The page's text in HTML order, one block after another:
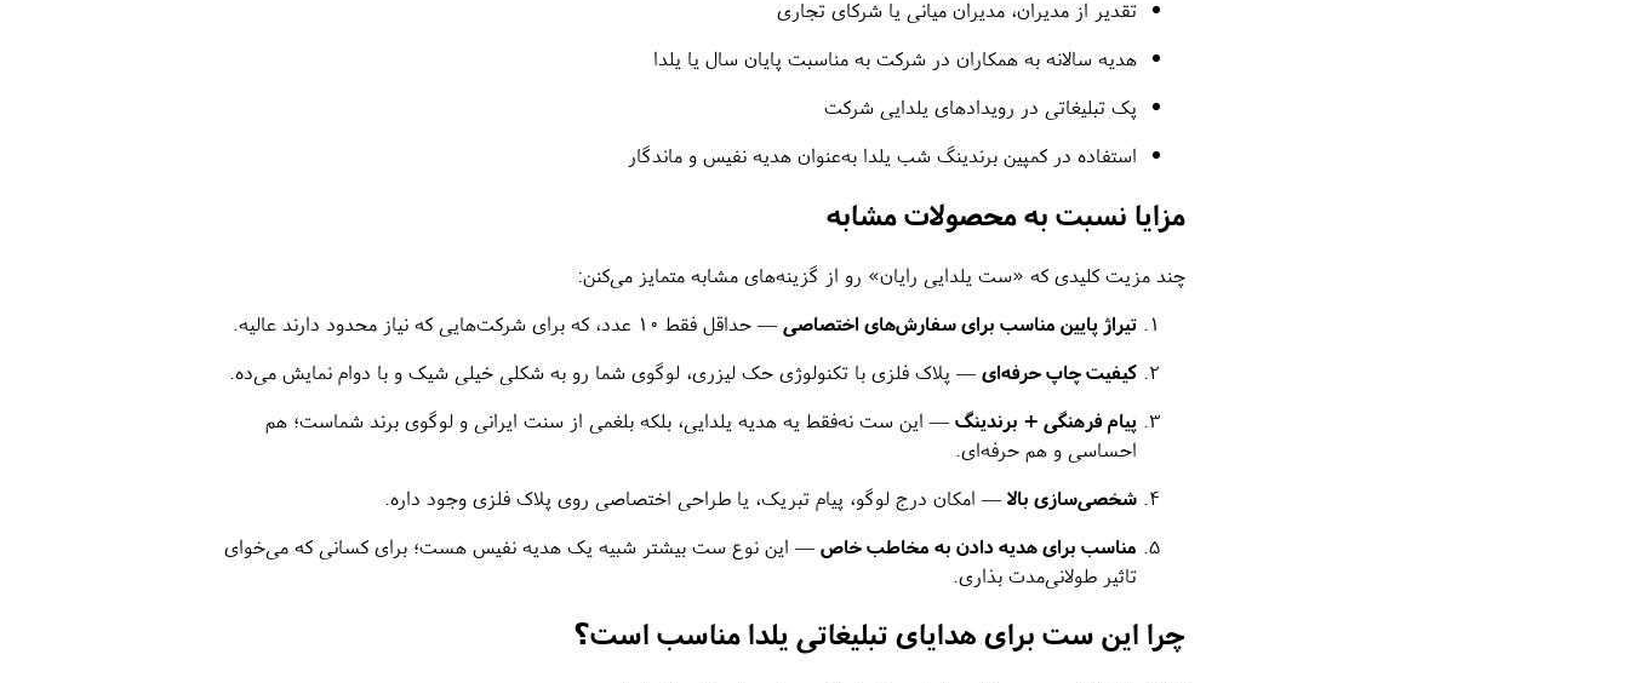
تقدیر از مدیران، مدیران میانی یا شرکای تجاری
هدیه سالانه به همکاران در شرکت به مناسبت پایان سال یا یلدا
پک تبلیغاتی در رویدادهای یلدایی شرکت
استفاده در کمپین برندینگ شب یلدا به‌عنوان هدیه نفیس و ماندگار
مزایا نسبت به محصولات مشابه
چند مزیت کلیدی که «ست یلدایی رایان» رو از گزینه‌های مشابه متمایز می‌کنن:
تیراژ پایین مناسب برای سفارش‌های اختصاصی— حداقل فقط ۱۰ عدد، که برای شرکت‌هایی که نیاز محدود دارند عالیه.
کیفیت چاپ حرفه‌ای— پلاک فلزی با تکنولوژی حک لیزری، لوگوی شما رو به شکلی خیلی شیک و با دوام نمایش می‌ده.
پیام فرهنگی + برندینگ— این ست نه‌فقط یه هدیه یلدایی، بلکه بلغمی از سنت ایرانی و لوگوی برند شماست؛ هم
احساسی و هم حرفه‌ای.
شخصی‌سازی بالا— امکان درج لوگو، پیام تبریک، یا طراحی اختصاصی روی پلاک فلزی وجود داره.
مناسب برای هدیه‌ دادن به مخاطب خاص— این نوع ست بیشتر شبیه یک هدیه نفیس هست؛ برای کسانی که می‌خوای
تاثیر طولانی‌مدت بذاری.
چرا این ست برای هدایای تبلیغاتی یلدا مناسب است؟